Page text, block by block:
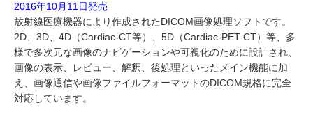
2016年10月11日発売
放射線医療機器により作成されたDICOM画像処理ソフトです。
2D、3D、4D（Cardiac-CT等）、5D（Cardiac-PET-CT）等、多
様で多次元な画像のナビゲーションや可視化のために設計され、
画像の表示、レビュー、解釈、後処理といったメイン機能に加
え、画像通信や画像ファイルフォーマットのDICOM規格に完全
対応しています。